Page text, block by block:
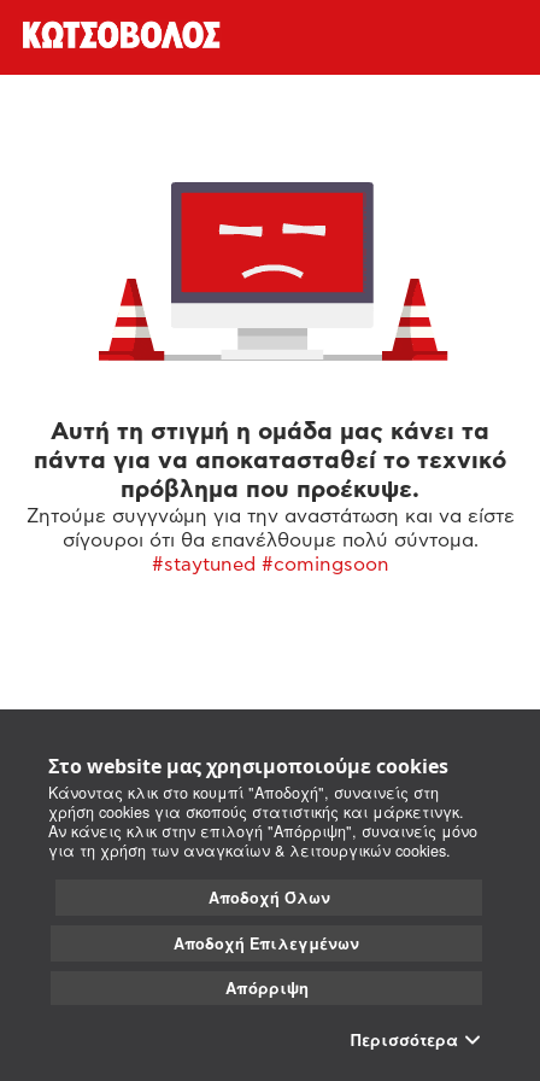
Στο website μας χρησιμοποιούμε cookies
Κάνοντας κλικ στο κουμπί "Αποδοχή", συναινείς στη
χρήση cookies για σκοπούς στατιστικής και μάρκετινγκ.
Αν κάνεις κλικ στην επιλογή "Απόρριψη", συναινείς μόνο
για τη χρήση των αναγκαίων & λειτουργικών cookies.
Αποδοχή Όλων
Αποδοχή Επιλεγμένων
Απόρριψη
Περισσότερα
Αυτή τη στιγμή η ομάδα μας κάνει τα
πάντα για να αποκατασταθεί το τεχνικό
πρόβλημα που προέκυψε.
Ζητούμε συγγνώμη για την αναστάτωση και να είστε
σίγουροι ότι θα επανέλθουμε πολύ σύντομα.
#staytuned #comingsoon